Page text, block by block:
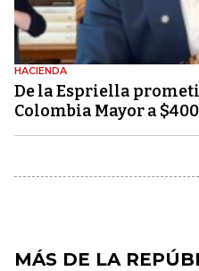
HACIENDA
De la Espriella
Colombia Mayor a
MÁS DE LA